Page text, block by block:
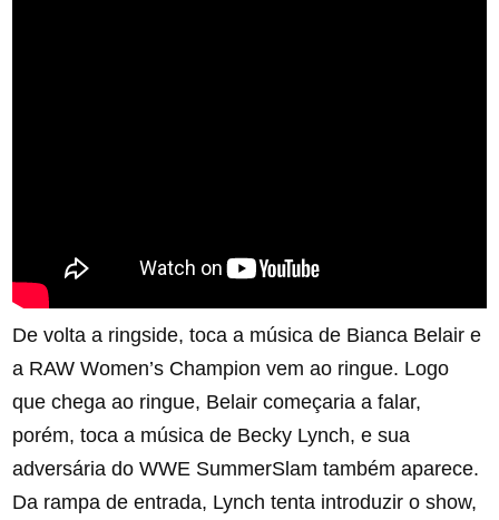
De volta a ringside, toca a música de Bianca Belair e
a RAW Women’s Champion vem ao ringue. Logo
que chega ao ringue, Belair começaria a falar,
porém, toca a música de Becky Lynch, e sua
adversária do WWE SummerSlam também aparece.
Da rampa de entrada, Lynch tenta introduzir o show,